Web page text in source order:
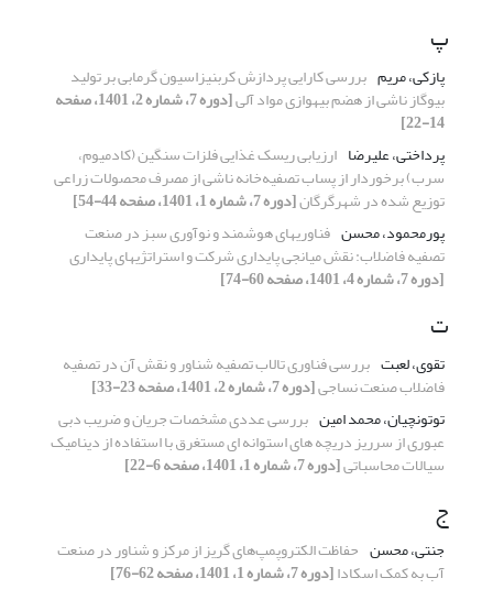
پ
پازکی، مریم بررسی کارایی پردازش کربنیزاسیون گرمابی بر تولید
بیوگاز ناشی از هضم بی‎هوازی مواد آلی [دوره 7، شماره 2، 1401، صفحه
14-22]
پرداختی، علیرضا ارزیابی ریسک غذایی فلزات سنگین (کادمیوم،
سرب) برخوردار از پساب تصفیه‌خانه ناشی از مصرف محصولات زراعی
توزیع شده در شهرگرگان[دوره 7، شماره 1، 1401، صفحه 44-54]
پورمحمود، محسن
فناوری‎های هوشمند و نوآوری سبز در صنعت
تصفیه فاضلاب: نقش میانجی پایداری شرکت و استراتژی‎های پایداری
[دوره 7، شماره 4، 1401، صفحه 60-74]
ت
تقوی، لعبت بررسی فناوری تالاب تصفیه شناور و نقش آن در تصفیه
فاضلاب صنعت نساجی[دوره 7، شماره 2، 1401، صفحه 23-33]
توتونچیان، محمد امین بررسی عددی مشخصات جریان و ضریب دبی
عبوری از سرریز دریچه های استوانه ای مستغرق با استفاده از دینامیک
سیالات محاسباتی[دوره 7، شماره 1، 1401، صفحه 6-22]
ج
جنتی، محسن حفاظت الکتروپمپ‌های گریز از مرکز و شناور در صنعت
آب به کمک اسکادا[دوره 7، شماره 1، 1401، صفحه 62-76]